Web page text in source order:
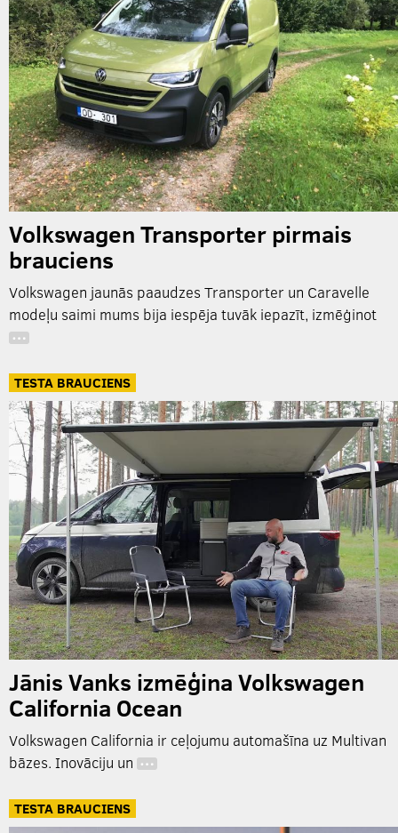
Volkswagen Transporter pirmais
brauciens
Volkswagen jaunās paaudzes Transporter un Caravelle
modeļu saimi mums bija iespēja tuvāk iepazīt, izmēģinot
…
TESTA BRAUCIENS
Jānis Vanks izmēģina Volkswagen
California Ocean
Volkswagen California ir ceļojumu automašīna uz Multivan
bāzes. Inovāciju un …
TESTA BRAUCIENS